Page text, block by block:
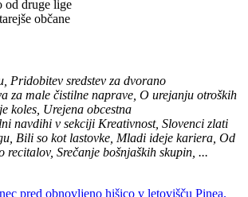
od druge lige
občane
Pridobitev sredstev za dvorano
za male čistilne naprave, O urejanju otroških
koles, Urejena obcestna
navdihi v sekciji Kreativnost, Slovenci zlati
Bili so kot lastovke, Mladi ideje kariera, Od
Srečanje bošnjaških skupin, ...